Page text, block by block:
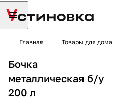
Главная Товары для дома
Бочка
металлическая б/у
200 л